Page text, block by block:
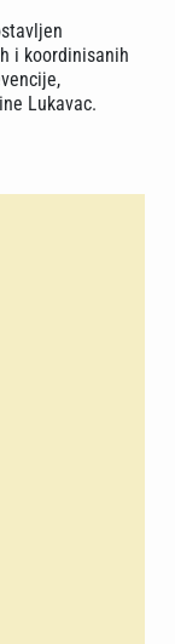
i koordinisanih
Lukavac.